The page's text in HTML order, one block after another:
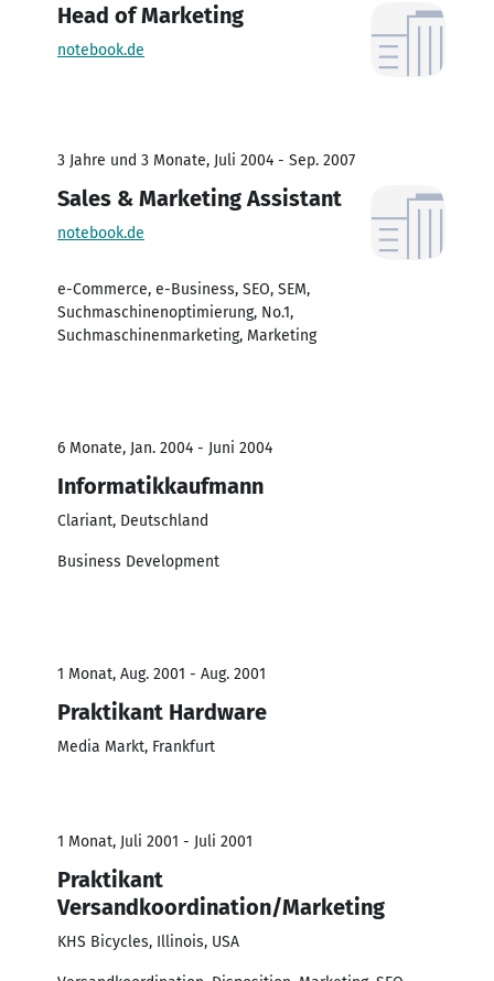
Head of Marketing
notebook.de
3 Jahre und 3 Monate, Juli 2004 - Sep. 2007
Sales & Marketing Assistant
notebook.de
e-Commerce, e-Business, SEO, SEM,
Suchmaschinenoptimierung, No.1,
Suchmaschinenmarketing, Marketing
6 Monate, Jan. 2004 - Juni 2004
Informatikkaufmann
Clariant, Deutschland
Business Development
1 Monat, Aug. 2001 - Aug. 2001
Praktikant Hardware
Media Markt, Frankfurt
1 Monat, Juli 2001 - Juli 2001
Praktikant
Versandkoordination/Marketing
KHS Bicycles, Illinois, USA